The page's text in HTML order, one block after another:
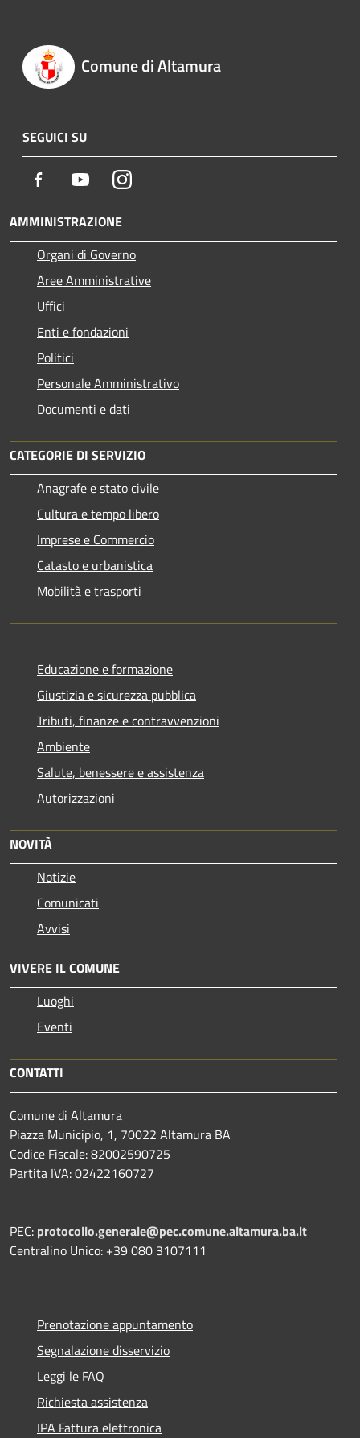
Comune di Altamura
SEGUICI SU
Facebook YoutubeInstagram
AMMINISTRAZIONE
Organi di Governo
Aree Amministrative
Uffici
Enti e fondazioni
Politici
Personale Amministrativo
Documenti e dati
CATEGORIE DI SERVIZIO
Anagrafe e stato civile
Cultura e tempo libero
Imprese e Commercio
Catasto e urbanistica
Mobilità e trasporti
Educazione e formazione
Giustizia e sicurezza pubblica
Tributi, finanze e contravvenzioni
Ambiente
Salute, benessere e assistenza
Autorizzazioni
NOVITÀ
Notizie
Comunicati
Avvisi
VIVERE IL COMUNE
Luoghi
Eventi
CONTATTI
Comune di Altamura
Piazza Municipio, 1, 70022 Altamura BA
Codice Fiscale: 82002590725
Partita IVA: 02422160727
PEC: protocollo.generale@pec.comune.altamura.ba.it
Centralino Unico: +39 080 3107111
Prenotazione appuntamento
Segnalazione disservizio
Leggi le FAQ
Richiesta assistenza
IPA Fattura elettronica